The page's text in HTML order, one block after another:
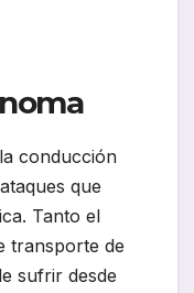
conducción
que
Tanto el
transporte de
sufrir desde